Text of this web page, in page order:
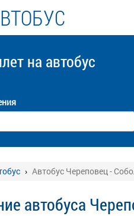
на автобус
Автобус Череповец -
автобуса